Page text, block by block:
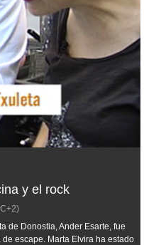
y el rock
de Donostia, Ander Esarte, fue
escape. Marta Elvira ha estado